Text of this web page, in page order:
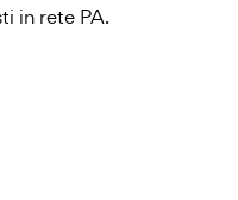
in rete PA.